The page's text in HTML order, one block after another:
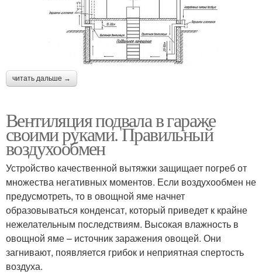
читать дальше →
Вентиляция подвала в гараже
своими руками. Правильный
воздухообмен
Устройство качественной вытяжки защищает погреб от
множества негативных моментов. Если воздухообмен не
предусмотреть, то в овощной яме начнет
образовываться конденсат, который приведет к крайне
нежелательным последствиям. Высокая влажность в
овощной яме – источник заражения овощей. Они
загнивают, появляется грибок и неприятная спертость
воздуха.